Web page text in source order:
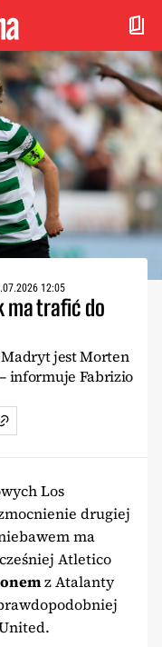
12:05
ma trafić do
jest Morten
informuje Fabrizio
Los
drugiej
ma
Atletico
z Atalanty